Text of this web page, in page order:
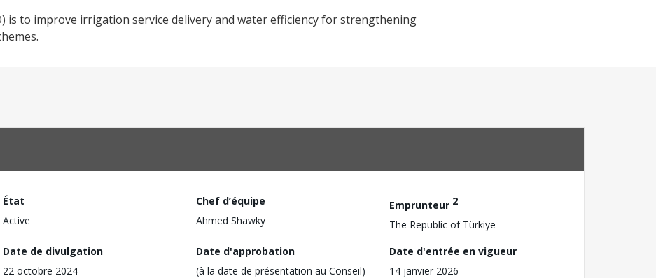
is to improve irrigation service delivery and water efficiency for strengthening
État
Active
Chef d’équipe
Ahmed Shawky
Emprunteur 2
The Republic of Türkiye
Date de divulgation
22 octobre 2024
Date d'approbation
(à la date de présentation au Conseil)
Date d'entrée en vigueur
14 janvier 2026